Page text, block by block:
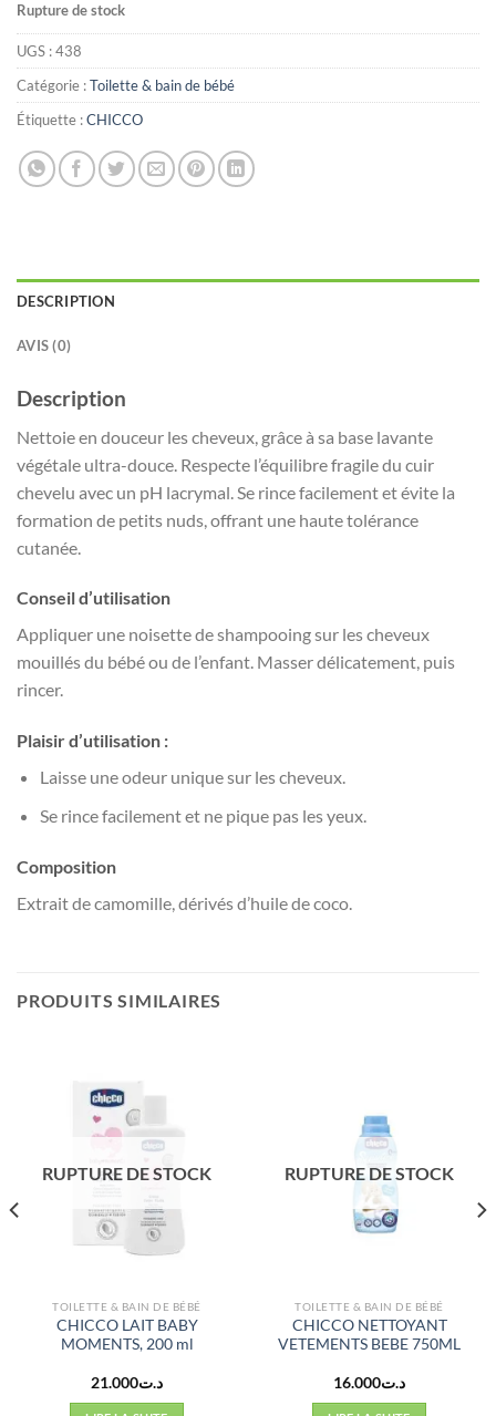
Rupture de stock
UGS :438
Catégorie :Toilette & bain de bébé
Étiquette :CHICCO
DESCRIPTION
AVIS (0)
Description
Nettoie en douceur les cheveux, grâce à sa base lavante
végétale ultra-douce. Respecte l’équilibre fragile du cuir
chevelu avec un pH lacrymal. Se rince facilement et évite la
formation de petits nuds, offrant une haute tolérance
cutanée.
Conseil d’utilisation
Appliquer une noisette de shampooing sur les cheveux
mouillés du bébé ou de l’enfant. Masser délicatement, puis
rincer.
Plaisir d’utilisation :
Laisse une odeur unique sur les cheveux.
Se rince facilement et ne pique pas les yeux.
Composition
Extrait de camomille, dérivés d’huile de coco.
PRODUITS SIMILAIRES
RUPTURE DE STOCK
TOILETTE & BAIN DE BÉBÉ
CHICCO LAIT BABY
MOMENTS, 200 ml
د.ت21.000
RUPTURE DE STOCK
TOILETTE & BAIN DE BÉBÉ
CHICCO NETTOYANT
VETEMENTS BEBE 750ML
د.ت16.000